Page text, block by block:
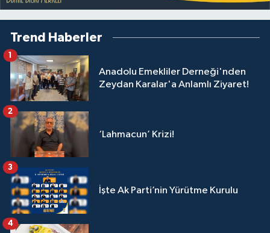
Trend Haberler
Anadolu Emekliler Derneği'nden
Zeydan Karalar'a Anlamlı Ziyaret!
1
‘Lahmacun’ Krizi!
2
İşte Ak Parti’nin Yürütme Kurulu
3
4